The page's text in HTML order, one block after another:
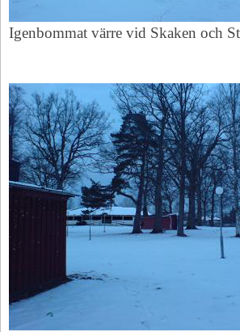
Igenbommat värre vid Skaken och